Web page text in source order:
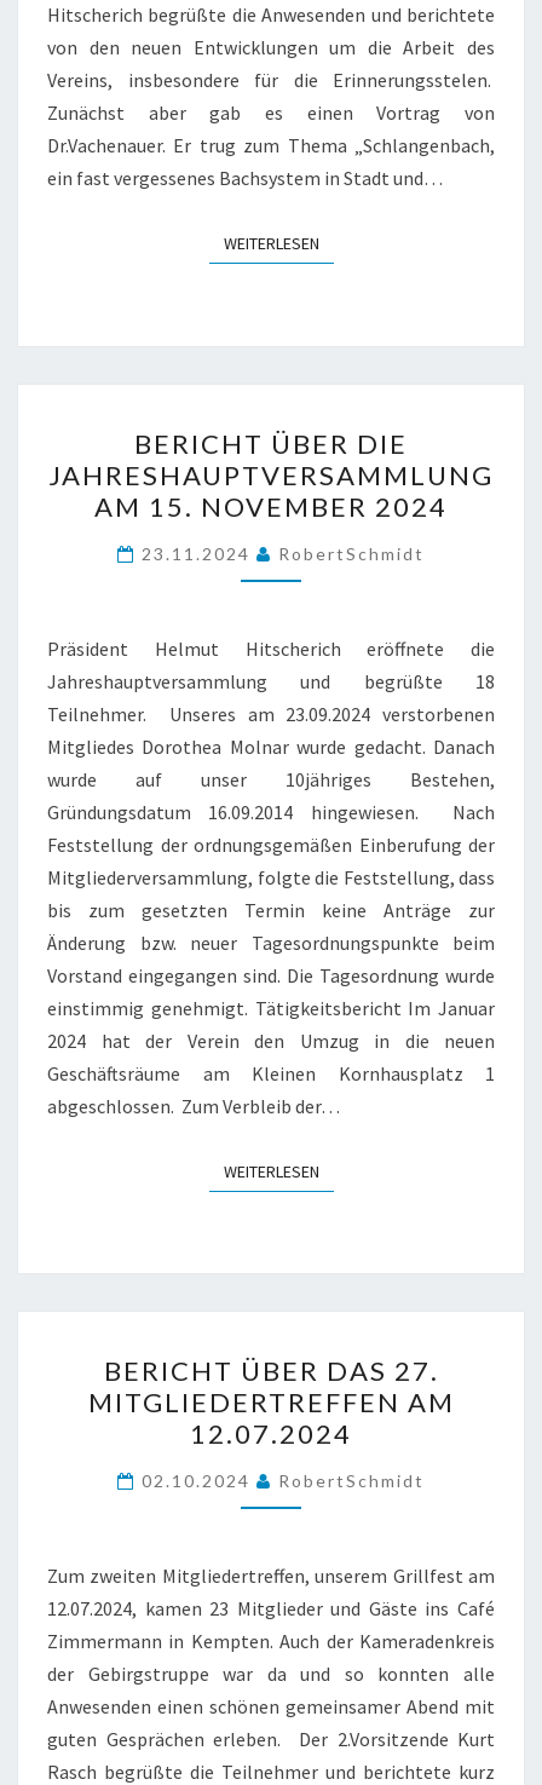
Hitscherich begrüßte die Anwesenden und berichtete
von den neuen Entwicklungen um die Arbeit des
Vereins, insbesondere für die Erinnerungsstelen.
Zunächst aber gab es einen Vortrag von
Dr.Vachenauer. Er trug zum Thema „Schlangenbach,
ein fast vergessenes Bachsystem in Stadt und…
WEITERLESENWEITERLESEN
ÜBER
DIE
AM
15.
2024
BERICHT ÜBER DIE
JAHRESHAUPTVERSAMMLUNG
AM 15. NOVEMBER 2024
23.11.2024 RobertSchmidt
Präsident Helmut Hitscherich eröffnete die
Jahreshauptversammlung und begrüßte 18
Teilnehmer. Unseres am 23.09.2024 verstorbenen
Mitgliedes Dorothea Molnar wurde gedacht. Danach
wurde auf unser 10jähriges Bestehen,
Gründungsdatum 16.09.2014 hingewiesen. Nach
Feststellung der ordnungsgemäßen Einberufung der
Mitgliederversammlung, folgte die Feststellung, dass
bis zum gesetzten Termin keine Anträge zur
Änderung bzw. neuer Tagesordnungspunkte beim
Vorstand eingegangen sind. Die Tagesordnung wurde
einstimmig genehmigt. Tätigkeitsbericht Im Januar
2024 hat der Verein den Umzug in die neuen
Geschäftsräume am Kleinen Kornhausplatz 1
abgeschlossen. Zum Verbleib der…
WEITERLESENWEITERLESEN
ÜBER
DAS
27.
MITGLIEDERTREFFEN
AM
BERICHT ÜBER DAS 27.
MITGLIEDERTREFFEN AM
12.07.2024
02.10.2024 RobertSchmidt
Zum zweiten Mitgliedertreffen, unserem Grillfest am
12.07.2024, kamen 23 Mitglieder und Gäste ins Café
Zimmermann in Kempten. Auch der Kameradenkreis
der Gebirgstruppe war da und so konnten alle
Anwesenden einen schönen gemeinsamer Abend mit
guten Gesprächen erleben. Der 2.Vorsitzende Kurt
Rasch begrüßte die Teilnehmer und berichtete kurz